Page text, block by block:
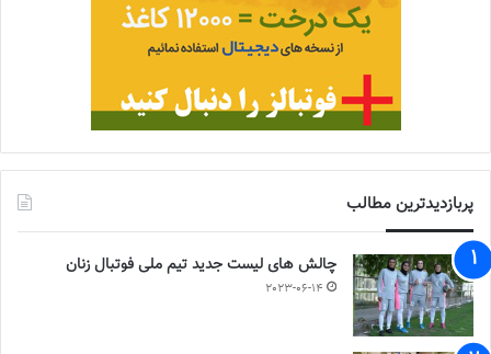
پربازدیدترین مطالب
چالش هاى ليست جدید تيم ملى فوتبال زنان
2023-06-14